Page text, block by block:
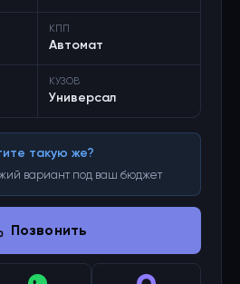
КПП
Автомат
КУЗОВ
Универсал
такую же?
вариант под ваш бюджет
Позвонить